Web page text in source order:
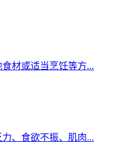
材或适当烹饪等方...
、食欲不振、肌肉...